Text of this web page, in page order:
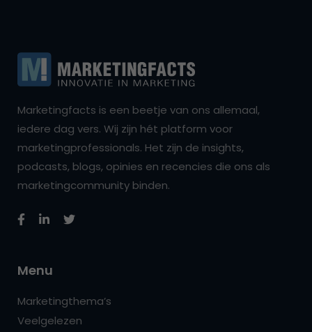
Marketingfacts is een beetje van ons allemaal,
iedere dag vers. Wij zijn hét platform voor
marketingprofessionals. Het zijn de insights,
podcasts, blogs, opinies en recencies die ons als
marketingcommunity binden.
Menu
Marketingthema’s
Veelgelezen